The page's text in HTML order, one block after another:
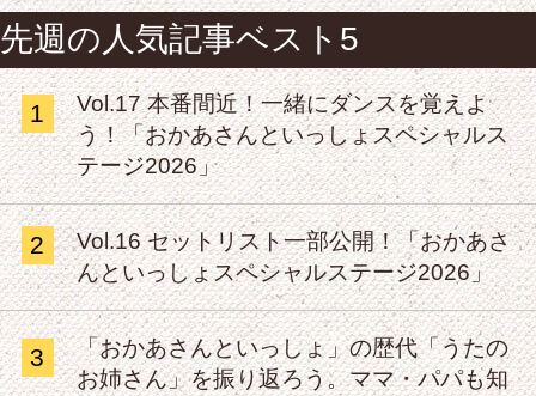
先週の人気記事ベスト5
1
Vol.17 本番間近！一緒にダンスを覚えよ
う！「おかあさんといっしょスペシャルス
テージ2026」
2
Vol.16 セットリスト一部公開！「おかあさ
んといっしょスペシャルステージ2026」
3
「おかあさんといっしょ」の歴代「うたの
お姉さん」を振り返ろう。ママ・パパも知